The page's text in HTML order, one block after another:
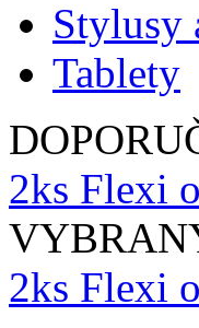
Stylusy
Tablety
2ks Flexi
2ks Flexi